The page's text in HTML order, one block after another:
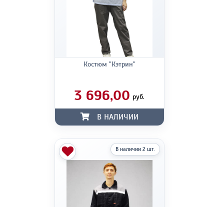
Костюм "Кэтрин"
3 696,00 руб.
В НАЛИЧИИ
В наличии 2 шт.